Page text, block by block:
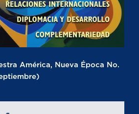
América, Nueva Época No.